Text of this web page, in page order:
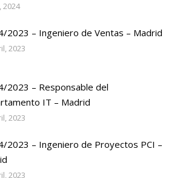
2024
2023 – Ingeniero de Ventas – Madrid
2023
2023 – Responsable del
IT – Madrid
2023
2023 – Ingeniero de Proyectos PCI –
2023